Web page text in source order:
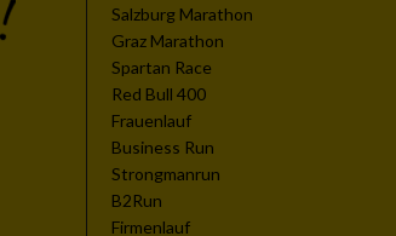
Salzburg Marathon
Graz Marathon
Spartan Race
Red Bull 400
Frauenlauf
Business Run
Strongmanrun
B2Run
Firmenlauf